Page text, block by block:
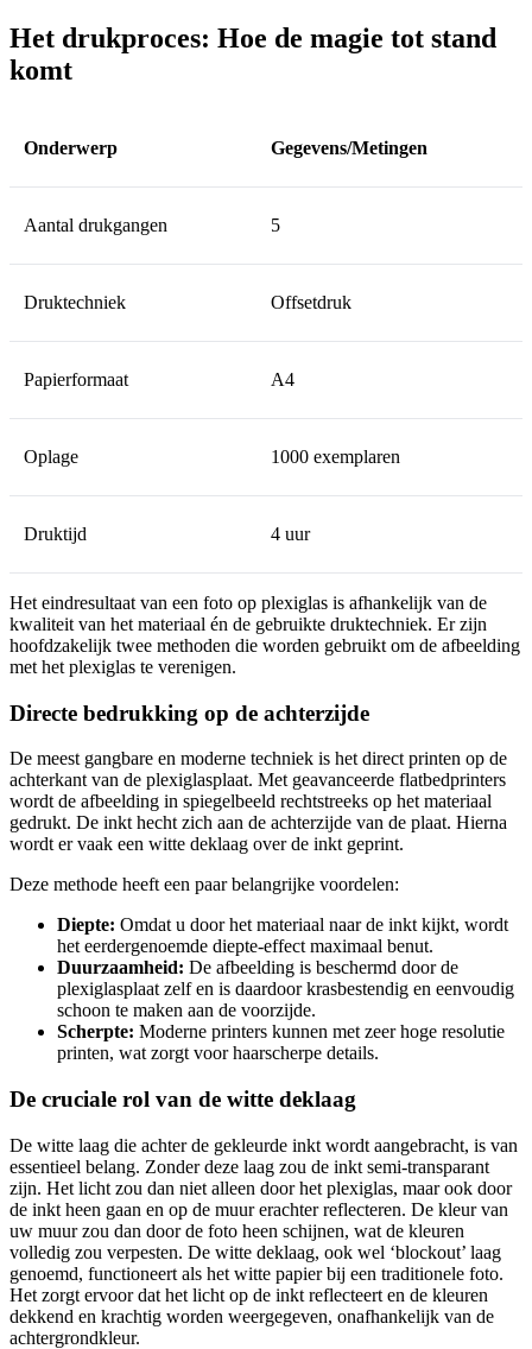
Het drukproces: Hoe de magie tot stand
komt
Onderwerp Gegevens/Metingen
Aantal drukgangen 5
Druktechniek Offsetdruk
Papierformaat A4
Oplage 1000 exemplaren
Druktijd 4 uur
Het eindresultaat van een foto op plexiglas is afhankelijk van de
kwaliteit van het materiaal én de gebruikte druktechniek. Er zijn
hoofdzakelijk twee methoden die worden gebruikt om de afbeelding
met het plexiglas te verenigen.
Directe bedrukking op de achterzijde
De meest gangbare en moderne techniek is het direct printen op de
achterkant van de plexiglasplaat. Met geavanceerde flatbedprinters
wordt de afbeelding in spiegelbeeld rechtstreeks op het materiaal
gedrukt. De inkt hecht zich aan de achterzijde van de plaat. Hierna
wordt er vaak een witte deklaag over de inkt geprint.
Deze methode heeft een paar belangrijke voordelen:
Diepte: Omdat u door het materiaal naar de inkt kijkt, wordt
het eerdergenoemde diepte-effect maximaal benut.
Duurzaamheid: De afbeelding is beschermd door de
plexiglasplaat zelf en is daardoor krasbestendig en eenvoudig
schoon te maken aan de voorzijde.
Scherpte: Moderne printers kunnen met zeer hoge resolutie
printen, wat zorgt voor haarscherpe details.
De cruciale rol van de witte deklaag
De witte laag die achter de gekleurde inkt wordt aangebracht, is van
essentieel belang. Zonder deze laag zou de inkt semi-transparant
zijn. Het licht zou dan niet alleen door het plexiglas, maar ook door
de inkt heen gaan en op de muur erachter reflecteren. De kleur van
uw muur zou dan door de foto heen schijnen, wat de kleuren
volledig zou verpesten. De witte deklaag, ook wel ‘blockout’ laag
genoemd, functioneert als het witte papier bij een traditionele foto.
Het zorgt ervoor dat het licht op de inkt reflecteert en de kleuren
dekkend en krachtig worden weergegeven, onafhankelijk van de
achtergrondkleur.